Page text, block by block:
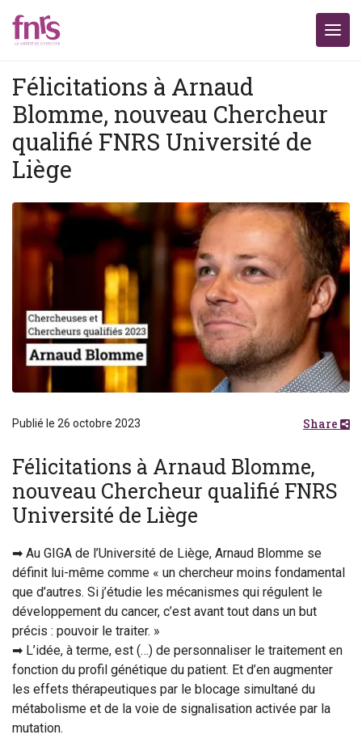
Félicitations à Arnaud
Blomme, nouveau Chercheur
qualifié FNRS Université de
Liège
Publié le 26 octobre 2023 Share
Félicitations à Arnaud Blomme,
nouveau Chercheur qualifié FNRS
Université de Liège
➡ Au GIGA de l’Université de Liège, Arnaud Blomme se
définit lui-même comme « un chercheur moins fondamental
que d’autres. Si j’étudie les mécanismes qui régulent le
développement du cancer, c’est avant tout dans un but
précis : pouvoir le traiter. »
➡ L’idée, à terme, est (…) de personnaliser le traitement en
fonction du profil génétique du patient. Et d’en augmenter
les effets thérapeutiques par le blocage simultané du
métabolisme et de la voie de signalisation activée par la
mutation.